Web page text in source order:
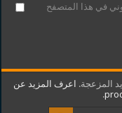
في هذا المتصفح
المزعجة. اعرف المزيد عن
.